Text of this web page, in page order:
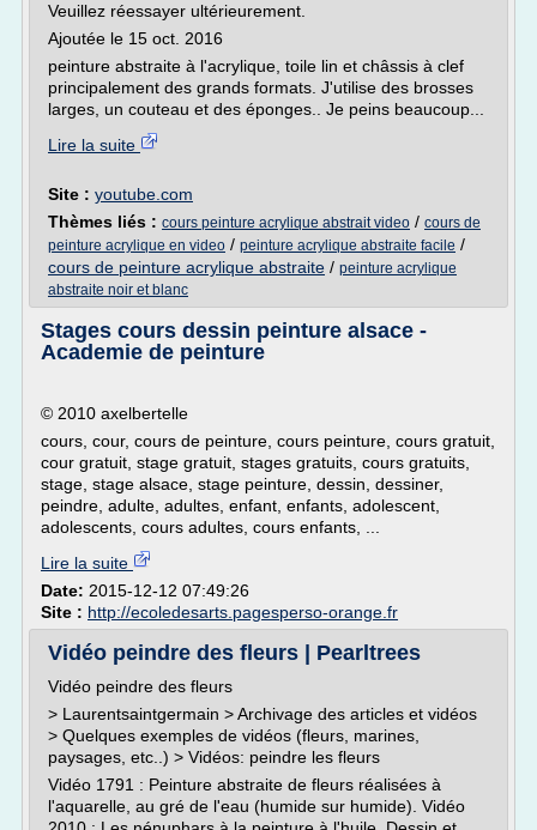
Veuillez réessayer ultérieurement.
Ajoutée le 15 oct. 2016
peinture abstraite à l'acrylique, toile lin et châssis à clef
principalement des grands formats. J'utilise des brosses
larges, un couteau et des éponges.. Je peins beaucoup...
Lire la suite
Site : youtube.com
Thèmes liés : cours peinture acrylique abstrait video / cours de
peinture acrylique en video / peinture acrylique abstraite facile /
cours de peinture acrylique abstraite / peinture acrylique
abstraite noir et blanc
Stages cours dessin peinture alsace -
Academie de peinture
© 2010 axelbertelle
cours, cour, cours de peinture, cours peinture, cours gratuit,
cour gratuit, stage gratuit, stages gratuits, cours gratuits,
stage, stage alsace, stage peinture, dessin, dessiner,
peindre, adulte, adultes, enfant, enfants, adolescent,
adolescents, cours adultes, cours enfants, ...
Lire la suite
Date: 2015-12-12 07:49:26
Site : http://ecoledesarts.pagesperso-orange.fr
Vidéo peindre des fleurs | Pearltrees
Vidéo peindre des fleurs
> Laurentsaintgermain > Archivage des articles et vidéos
> Quelques exemples de vidéos (fleurs, marines,
paysages, etc..) > Vidéos: peindre les fleurs
Vidéo 1791 : Peinture abstraite de fleurs réalisées à
l'aquarelle, au gré de l'eau (humide sur humide). Vidéo